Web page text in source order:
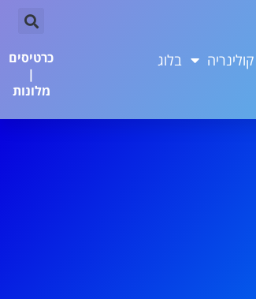
קולינריה בלוג
כרטיסים
|
מלונות